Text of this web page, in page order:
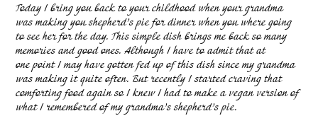
Today I bring you back to your childhood when your grandma
was making you shepherd’s pie for dinner when you where going
to see her for the day. This simple dish brings me back so many
memories and good ones. Although I have to admit that at
one point I may have gotten fed up of this dish since my grandma
was making it quite often. But recently I started craving that
comforting food again so I knew I had to make a vegan version of
what I remembered of my grandma’s shepherd’s pie.